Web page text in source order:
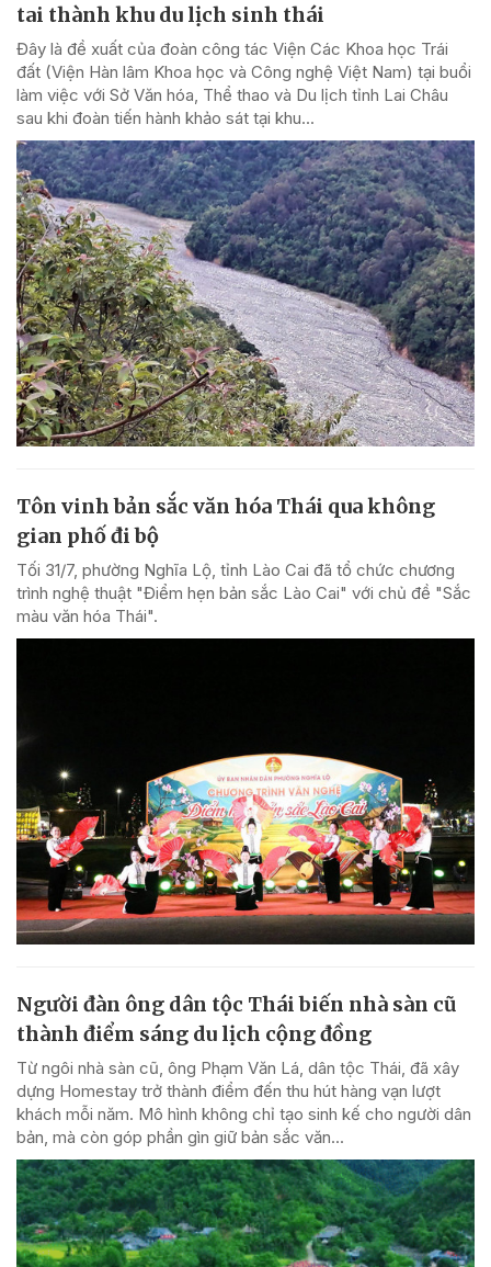
tai thành khu du lịch sinh thái
Đây là đề xuất của đoàn công tác Viện Các Khoa học Trái
đất (Viện Hàn lâm Khoa học và Công nghệ Việt Nam) tại buổi
làm việc với Sở Văn hóa, Thể thao và Du lịch tỉnh Lai Châu
sau khi đoàn tiến hành khảo sát tại khu...
Tôn vinh bản sắc văn hóa Thái qua không
gian phố đi bộ
Tối 31/7, phường Nghĩa Lộ, tỉnh Lào Cai đã tổ chức chương
trình nghệ thuật "Điểm hẹn bản sắc Lào Cai" với chủ đề "Sắc
màu văn hóa Thái".
Người đàn ông dân tộc Thái biến nhà sàn cũ
thành điểm sáng du lịch cộng đồng
Từ ngôi nhà sàn cũ, ông Phạm Văn Lá, dân tộc Thái, đã xây
dựng Homestay trở thành điểm đến thu hút hàng vạn lượt
khách mỗi năm. Mô hình không chỉ tạo sinh kế cho người dân
bản, mà còn góp phần gìn giữ bản sắc văn...